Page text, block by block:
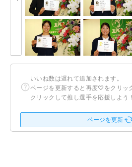
いいね数は遅れて追加されます。
ページを更新すると再度♡をクリッ
クリックして推し選手を応援しよう！
ページを更新